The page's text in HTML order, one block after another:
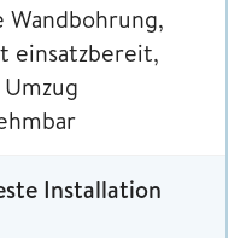
Wandbohrung,
einsatzbereit,
Installation